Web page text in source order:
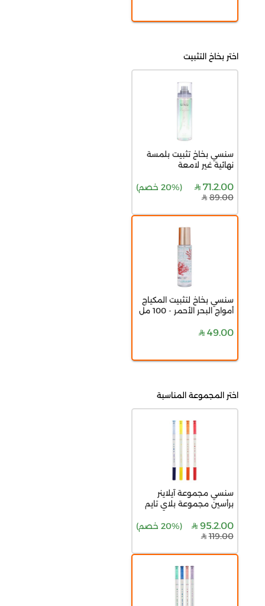
اختر بخاخ التثبيت
سنسي بخاخ تثبيت بلمسة
نهائية غير لامعة
71.2.00
(20% خصم
)
89.00
سنسي بخاخ لتثبيت المكياج
أمواج البحر الأحمر - 100 مل
49.00
اختر المجموعة المناسبة
سنسي مجموعة آيلاينر
برأسين مجموعة بلاي تايم
95.2.00
(20% خصم
)
119.00